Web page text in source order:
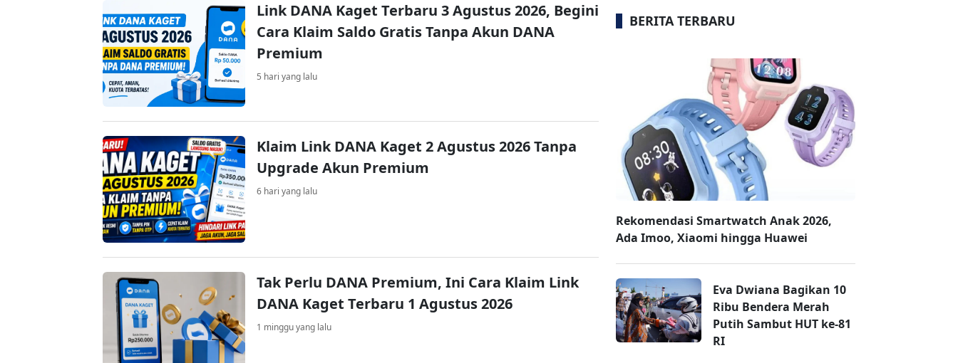
Link DANA Kaget Terbaru 3 Agustus 2026, Begini
Cara Klaim Saldo Gratis Tanpa Akun DANA
Premium
5 hari yang lalu
Klaim Link DANA Kaget 2 Agustus 2026 Tanpa
Upgrade Akun Premium
6 hari yang lalu
Tak Perlu DANA Premium, Ini Cara Klaim Link
DANA Kaget Terbaru 1 Agustus 2026
1 minggu yang lalu
BERITA TERBARU
Rekomendasi Smartwatch Anak 2026,
Ada Imoo, Xiaomi hingga Huawei
Eva Dwiana Bagikan 10
Ribu Bendera Merah
Putih Sambut HUT ke-81
RI